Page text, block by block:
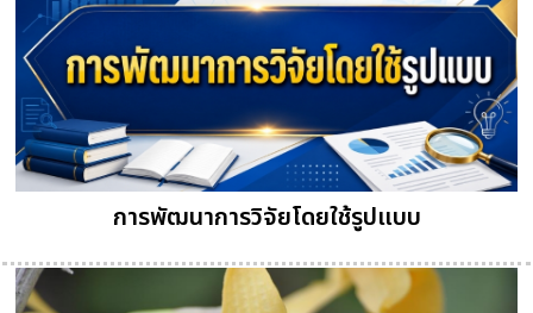
การพัฒนาการวิจัยโดยใช้รูปแบบ